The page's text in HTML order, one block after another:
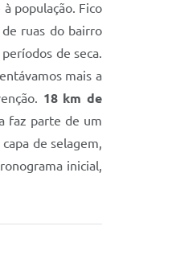
população. Fico
ruas do bairro
de seca.
mais a
18 km de
faz parte de um
de selagem,
inicial,